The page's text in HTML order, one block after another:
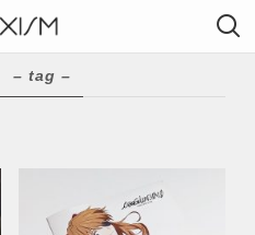
– tag –